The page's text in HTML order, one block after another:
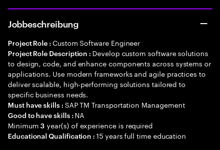
Jobbeschreibung
Project Role : Custom Software Engineer
Project Role Description : Develop custom software solutions
to design, code, and enhance components across systems or
applications. Use modern frameworks and agile practices to
deliver scalable, high-performing solutions tailored to
specific business needs.
Must have skills : SAP TM Transportation Management
Good to have skills : NA
Minimum3 year(s) of experience is required
Educational Qualification :15 years full time education